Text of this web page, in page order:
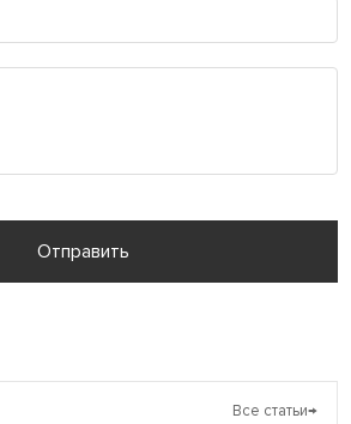
Отправить
Все статьи→